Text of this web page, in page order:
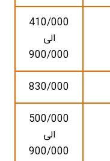
410/000
الی
900/000
830/000
500/000
الی
900/000